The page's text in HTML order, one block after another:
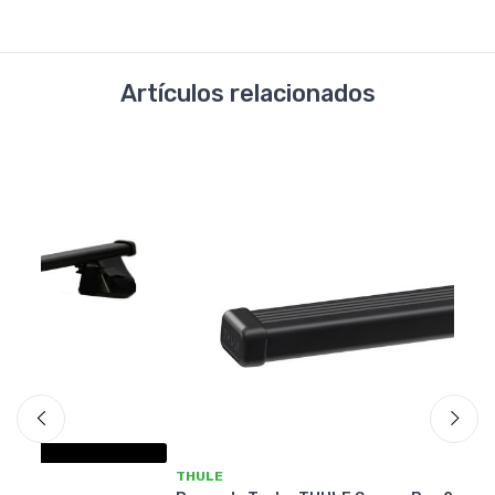
Artículos relacionados